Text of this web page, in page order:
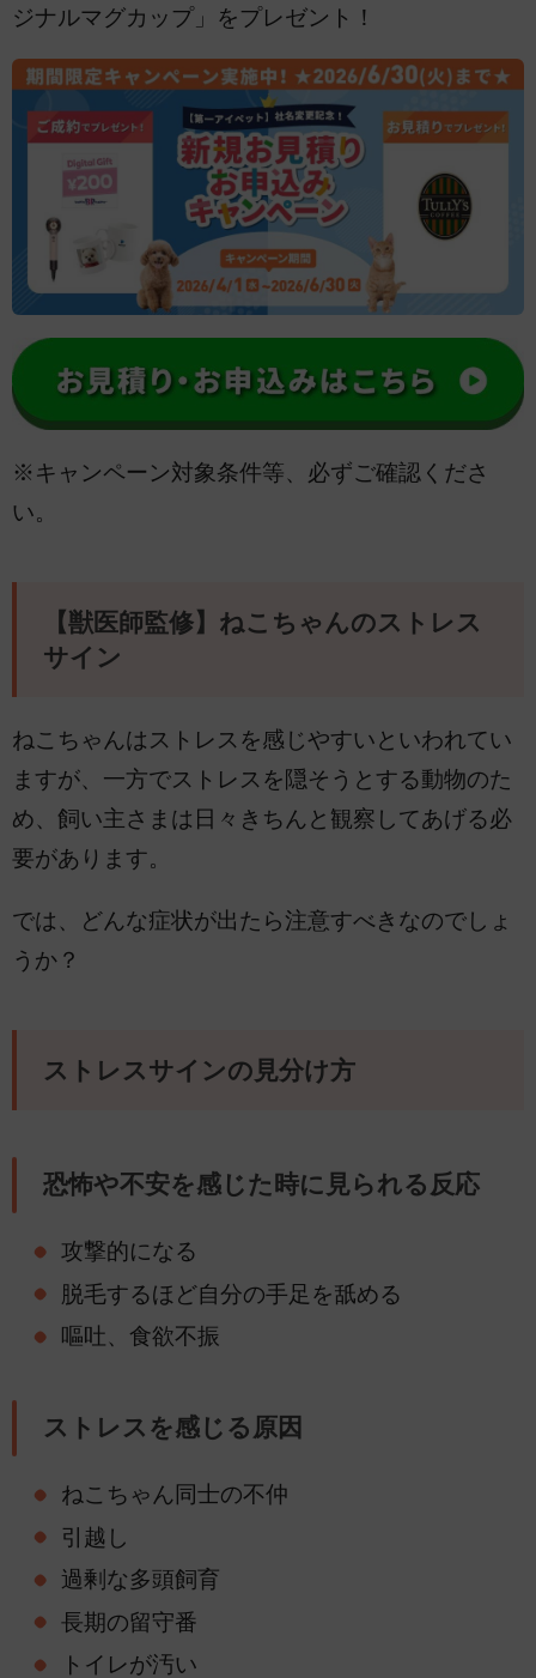
ジナルマグカップ」をプレゼント！
※キャンペーン対象条件等、必ずご確認くださ
い。
【獣医師監修】ねこちゃんのストレス
サイン
ねこちゃんはストレスを感じやすいといわれてい
ますが、一方でストレスを隠そうとする動物のた
め、飼い主さまは日々きちんと観察してあげる必
要があります。
では、どんな症状が出たら注意すべきなのでしょ
うか？
ストレスサインの見分け方
恐怖や不安を感じた時に見られる反応
攻撃的になる
脱毛するほど自分の手足を舐める
嘔吐、食欲不振
ストレスを感じる原因
ねこちゃん同士の不仲
引越し
過剰な多頭飼育
長期の留守番
トイレが汚い